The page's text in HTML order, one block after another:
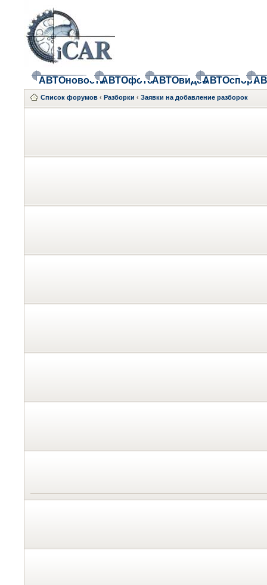
АВТОновостиАВТОфотоАВТОвидеоАВТОспорт
Список форумов ‹ Разборки ‹ Заявки на добавление разборок